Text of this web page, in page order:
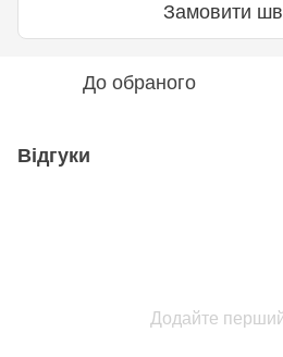
Замовити
До обраного
Відгуки
Додайте перший